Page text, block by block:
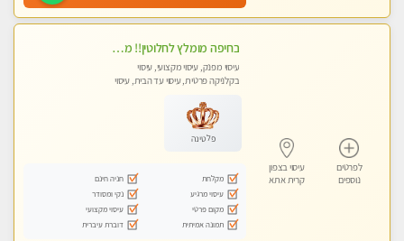
לפרטים
נוספים
עיסוי בצפון
קרית אתא
בחיפה מומלץ לחלוטין!! מעסה יפה איכותית מקצועית ומפנקת מאוד פרטי מומלץ בחום.עיסוי מפנק מאוווד.
עיסוי מפנק, עיסוי מקצועי, עיסוי
בקלניקה פרטית, עיסוי עד הבית, עיסוי
פלטינה
מקלחת
חניה חינם
עיסוי מרגיע
נקי ומסודר
מקום פרטי
עיסוי מקצועי
תמונה אמיתית
דוברת עיברית